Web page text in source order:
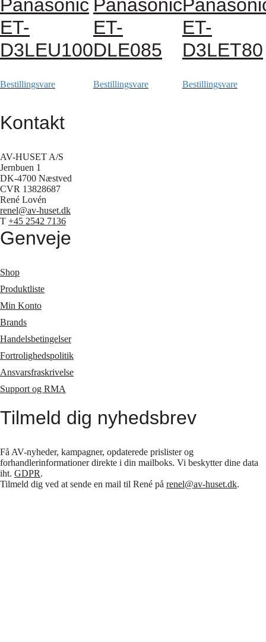
Panasonic
ET-
D3LEU100
Bestillingsvare
Panasonic
ET-
DLE085
Bestillingsvare
ET-
D3LET80
Bestillingsvare
Kontakt
AV-HUSET A/S
Jernbuen 1
DK-4700 Næstved
CVR 13828687
René Lovén
renel@av-huset.dk
T +45 2542 7136
Genveje
Shop
Produktliste
Min Konto
Brands
Handelsbetingelser
Fortrolighedspolitik
Ansvarsfraskrivelse
Support og RMA
Tilmeld dig nyhedsbrev
Få AV-nyheder, kampagner, opdaterede prislister og
forhandlerinformationer direkte i din mailboks. Vi beskytter dine data
iht. GDPR.
Tilmeld dig ved at sende en mail til René på renel@av-huset.dk.